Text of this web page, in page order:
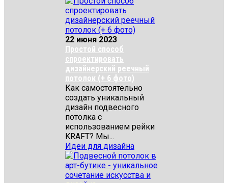
22 июня 2023
Простой способ
спроектировать
дизайнерский реечный
потолок (+ 6 фото)
Как самостоятельно
создать уникальный
дизайн подвесного
потолка с
использованием рейки
KRAFT? Мы...
Идеи для дизайна